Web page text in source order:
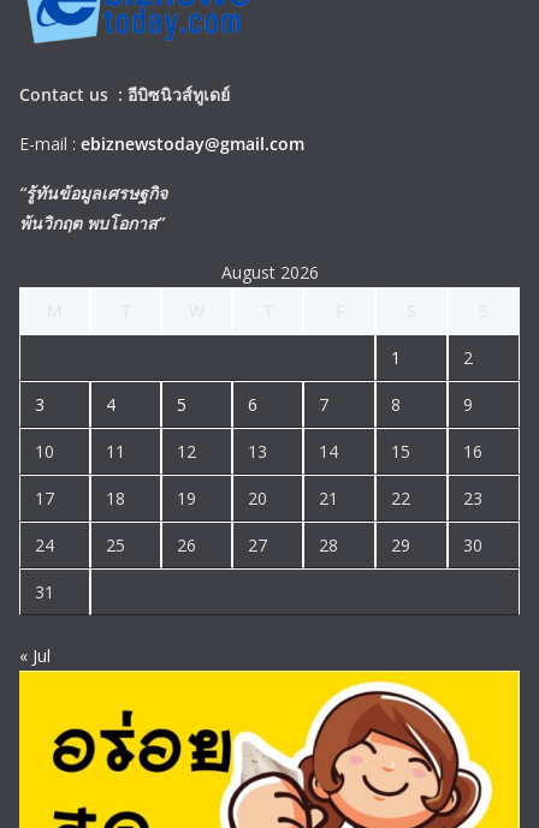
Contact us : อีบิซนิวส์ทูเดย์
E-mail : ebiznewstoday@gmail.com
“รู้ทันข้อมูลเศรษฐกิจ
พ้นวิกฤต พบโอกาส”
August 2026
1 2
3 4 5 6 7 8 9
10 11 12 13 14 15 16
17 18 19 20 21 22 23
24 25 26 27 28 29 30
31
« Jul